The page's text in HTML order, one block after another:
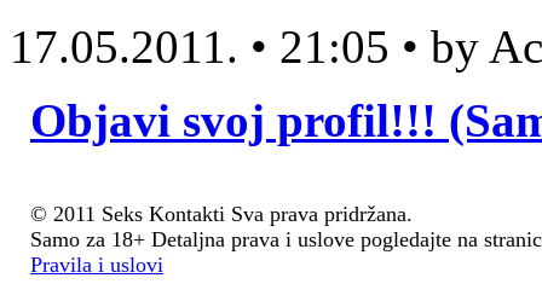
17.05.2011. • 21:05 • by
Objavi svoj profil!!!
© 2011 Seks Kontakti Sva prava pridržana.
Samo za 18+ Detaljna prava i uslove pogledajte na
Pravila i uslovi